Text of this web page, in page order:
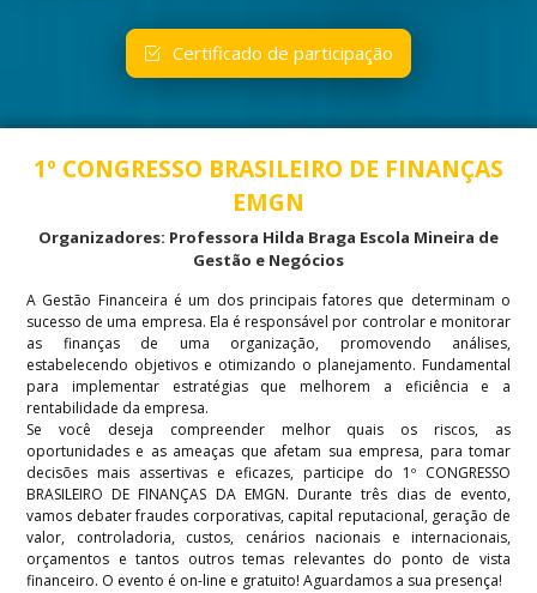
Certificado de participação
1º CONGRESSO BRASILEIRO DE FINANÇAS
EMGN
Organizadores: Professora Hilda Braga Escola Mineira de
Gestão e Negócios
A Gestão Financeira é um dos principais fatores que determinam o
sucesso de uma empresa. Ela é responsável por controlar e monitorar
as finanças de uma organização, promovendo análises,
estabelecendo objetivos e otimizando o planejamento. Fundamental
para implementar estratégias que melhorem a eficiência e a
rentabilidade da empresa.
Se você deseja compreender melhor quais os riscos, as
oportunidades e as ameaças que afetam sua empresa, para tomar
decisões mais assertivas e eficazes, participe do 1º CONGRESSO
BRASILEIRO DE FINANÇAS DA EMGN. Durante três dias de evento,
vamos debater fraudes corporativas, capital reputacional, geração de
valor, controladoria, custos, cenários nacionais e internacionais,
orçamentos e tantos outros temas relevantes do ponto de vista
financeiro. O evento é on-line e gratuito! Aguardamos a sua presença!